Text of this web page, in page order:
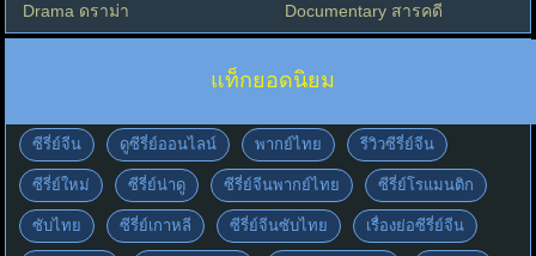
Drama ดราม่า Documentary สารคดี
แท็กยอดนิยม
ซีรี่ย์จีน ดูซีรี่ย์ออนไลน์ พากย์ไทย รีวิวซีรี่ย์จีน
ซีรี่ย์ใหม่ ซีรี่ย์น่าดู ซีรี่ย์จีนพากย์ไทย ซีรี่ย์โรแมนติก
ซับไทย ซีรี่ย์เกาหลี ซีรี่ย์จีนซับไทย เรื่องย่อซีรี่ย์จีน